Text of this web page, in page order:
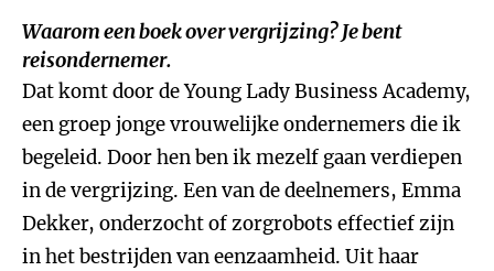
Waarom een boek over vergrijzing? Je bent
reisondernemer.
Dat komt door de Young Lady Business Academy,
een groep jonge vrouwelijke ondernemers die ik
begeleid. Door hen ben ik mezelf gaan verdiepen
in de vergrijzing. Een van de deelnemers, Emma
Dekker, onderzocht of zorgrobots effectief zijn
in het bestrijden van eenzaamheid. Uit haar